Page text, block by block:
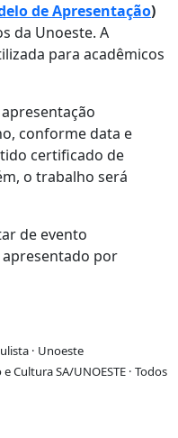
de Apresentação)
da Unoeste. A
para acadêmicos
conforme data e
certificado de
o trabalho será
de evento
por
· Unoeste
Cultura SA/UNOESTE · Todos